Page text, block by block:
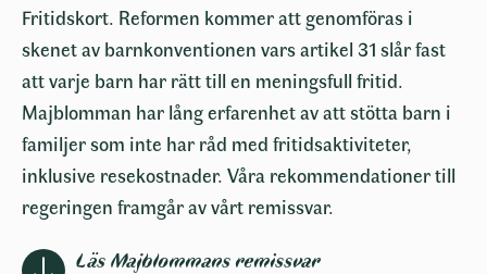
Fritidskort. Reformen kommer att genomföras i
skenet av barnkonventionen vars artikel 31 slår fast
att varje barn har rätt till en meningsfull fritid.
Majblomman har lång erfarenhet av att stötta barn i
familjer som inte har råd med fritidsaktiviteter,
inklusive resekostnader. Våra rekommendationer till
regeringen framgår av vårt remissvar.
Läs Majblommans remissvar